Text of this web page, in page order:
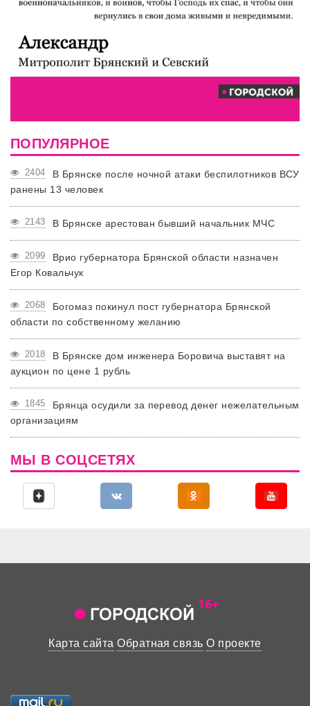
ПОПУЛЯРНОЕ
2404
В Брянске после ночной атаки беспилотников ВСУ
ранены 13 человек
2143 В Брянске арестован бывший начальник МЧС
2099
Врио губернатора Брянской области назначен
Егор Ковальчук
2068
Богомаз покинул пост губернатора Брянской
области по собственному желанию
2018
В Брянске дом инженера Боровича выставят на
аукцион по цене 1 рубль
1845
Брянца осудили за перевод денег нежелательным
организациям
МЫ В СОЦСЕТЯХ
Карта сайта Обратная связь О проекте